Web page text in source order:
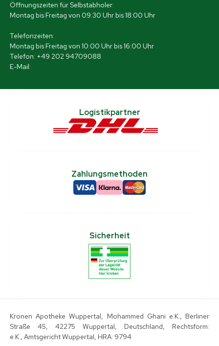
Öffnungszeiten für Selbstabholer:
Montag bis Freitag von 09:30 Uhr bis 18:00 Uhr
Telefonzeiten:
Montag bis Freitag von 10:00 Uhr bis 16:00 Uhr
Telefon: +49 202 94709088
E-Mail:
Logistikpartner
Zahlungsmethoden
Sicherheit
Kronen Apotheke Wuppertal, Mohammed Ghani e.K., Berliner
Straße 45, 42275 Wuppertal, Deutschland, Rechtsform:
e.K., Amtsgericht Wuppertal, HRA: 9794